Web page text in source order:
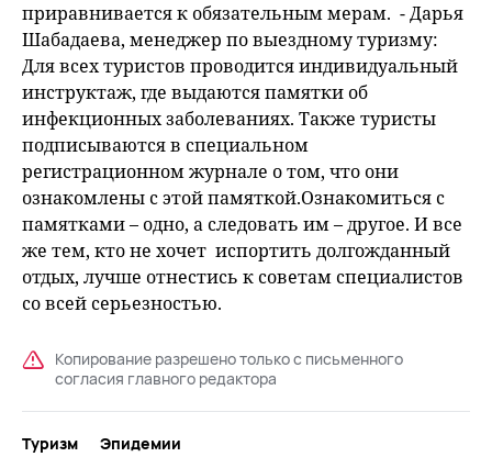
приравнивается к обязательным мерам. - Дарья
Шабадаева, менеджер по выездному туризму:
Для всех туристов проводится индивидуальный
инструктаж, где выдаются памятки об
инфекционных заболеваниях. Также туристы
подписываются в специальном
регистрационном журнале о том, что они
ознакомлены с этой памяткой.Ознакомиться с
памятками – одно, а следовать им – другое. И все
же тем, кто не хочет испортить долгожданный
отдых, лучше отнестись к советам специалистов
со всей серьезностью.
Копирование разрешено только с письменного
согласия главного редактора
Туризм Эпидемии